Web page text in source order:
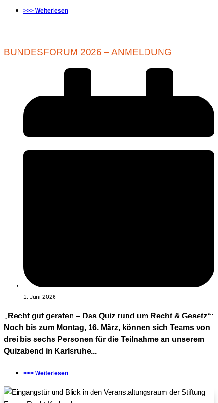
>>> Weiterlesen
BUNDESFORUM 2026 – ANMELDUNG
1. Juni 2026
„Recht gut geraten – Das Quiz rund um Recht & Gesetz“:
Noch bis zum Montag, 16. März, können sich Teams von
drei bis sechs Personen für die Teilnahme an unserem
Quizabend in Karlsruhe...
>>> Weiterlesen